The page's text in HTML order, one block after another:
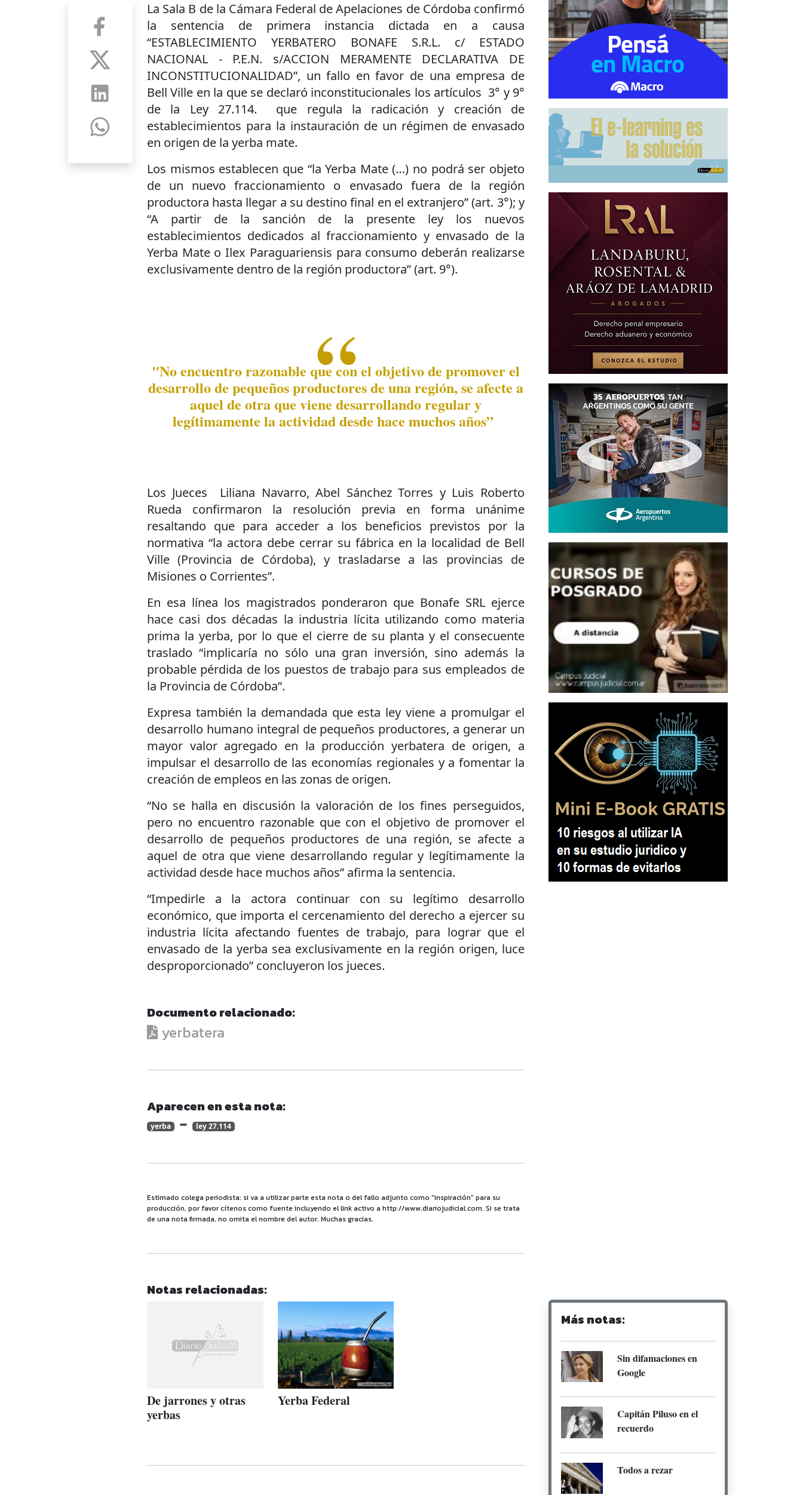
La Sala B de la Cámara Federal de Apelaciones de Córdoba confirmó
la sentencia de primera instancia dictada en a causa
“ESTABLECIMIENTO YERBATERO BONAFE S.R.L. c/ ESTADO
NACIONAL - P.E.N. s/ACCION MERAMENTE DECLARATIVA DE
INCONSTITUCIONALIDAD”, un fallo en favor de una empresa de
Bell Ville en la que se declaró inconstitucionales los artículos 3° y 9°
de la Ley 27.114. que regula la radicación y creación de
establecimientos para la instauración de un régimen de envasado
en origen de la yerba mate.
Los mismos establecen que “la Yerba Mate (…) no podrá ser objeto
de un nuevo fraccionamiento o envasado fuera de la región
productora hasta llegar a su destino final en el extranjero” (art. 3°); y
“A partir de la sanción de la presente ley los nuevos
establecimientos dedicados al fraccionamiento y envasado de la
Yerba Mate o Ilex Paraguariensis para consumo deberán realizarse
exclusivamente dentro de la región productora” (art. 9°).
"No encuentro razonable que con el objetivo de promover el
desarrollo de pequeños productores de una región, se afecte a
aquel de otra que viene desarrollando regular y
legítimamente la actividad desde hace muchos años”
Los Jueces Liliana Navarro, Abel Sánchez Torres y Luis Roberto
Rueda confirmaron la resolución previa en forma unánime
resaltando que para acceder a los beneficios previstos por la
normativa “la actora debe cerrar su fábrica en la localidad de Bell
Ville (Provincia de Córdoba), y trasladarse a las provincias de
Misiones o Corrientes”.
En esa línea los magistrados ponderaron que Bonafe SRL ejerce
hace casi dos décadas la industria lícita utilizando como materia
prima la yerba, por lo que el cierre de su planta y el consecuente
traslado “implicaría no sólo una gran inversión, sino además la
probable pérdida de los puestos de trabajo para sus empleados de
la Provincia de Córdoba”.
Expresa también la demandada que esta ley viene a promulgar el
desarrollo humano integral de pequeños productores, a generar un
mayor valor agregado en la producción yerbatera de origen, a
impulsar el desarrollo de las economías regionales y a fomentar la
creación de empleos en las zonas de origen.
“No se halla en discusión la valoración de los fines perseguidos,
pero no encuentro razonable que con el objetivo de promover el
desarrollo de pequeños productores de una región, se afecte a
aquel de otra que viene desarrollando regular y legítimamente la
actividad desde hace muchos años” afirma la sentencia.
“Impedirle a la actora continuar con su legítimo desarrollo
económico, que importa el cercenamiento del derecho a ejercer su
industria lícita afectando fuentes de trabajo, para lograr que el
envasado de la yerba sea exclusivamente en la región origen, luce
desproporcionado” concluyeron los jueces.
Documento relacionado:
yerbatera
Aparecen en esta nota:
yerba ley 27.114
Estimado colega periodista: si va a utilizar parte esta nota o del fallo adjunto como "inspiración" para su
producción, por favor cítenos como fuente incluyendo el link activo a http://www.diariojudicial.com. Si se trata
de una nota firmada, no omita el nombre del autor. Muchas gracias.
Notas relacionadas:
De jarrones y otras
yerbas
Yerba Federal
Más notas:
Sin difamaciones en
Google
Capitán Piluso en el
recuerdo
Todos a rezar